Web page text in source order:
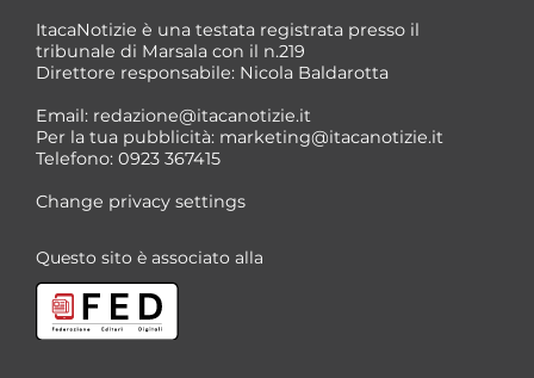
ItacaNotizie è una testata registrata presso il
tribunale di Marsala con il n.219
Direttore responsabile: Nicola Baldarotta
Email: redazione@itacanotizie.it
Per la tua pubblicità: marketing@itacanotizie.it
Telefono: 0923 367415
Change privacy settings
Questo sito è associato alla